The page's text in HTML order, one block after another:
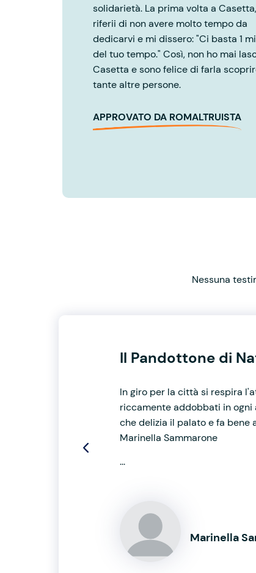
solidarietà. La prima volta a Casetta,
riferii di non avere molto tempo da
dedicarvi e mi dissero: "Ci basta 1
del tuo tempo." Così, non ho mai
Casetta e sono felice di farla
tante altre persone.
APPROVATO DA ROMALTRUISTA
Nessuna
Il Pandottone di
In giro per la città si respira
riccamente addobbati in ogni
che delizia il palato e fa bene
Marinella Sammarone
...
Marinella